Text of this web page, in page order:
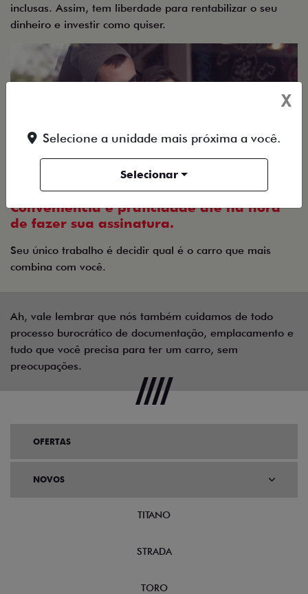
inclusas. Assim, tem liberdade para rentabilizar o seu
dinheiro e investir como quiser.
Conveniência e praticidade até na hora
de fazer sua assinatura.
Seu único trabalho é decidir qual é o carro que mais
combina com você.
Ah, vale lembrar que nós também cuidamos de todo
processo burocrático de documentação, emplacamento e
tudo que você precisa para ter um carro, sem
preocupações.
OFERTAS
NOVOS
TITANO
STRADA
TORO
X
Selecione a unidade mais próxima a você.
Selecionar